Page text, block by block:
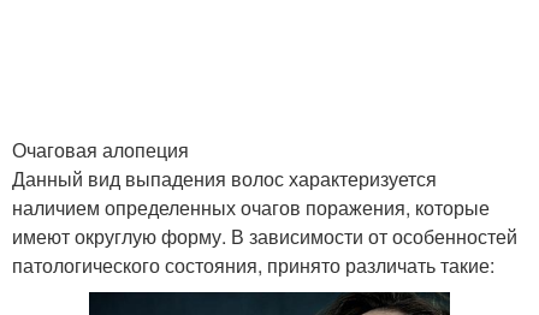
Очаговая алопеция
Данный вид выпадения волос характеризуется
наличием определенных очагов поражения, которые
имеют округлую форму. В зависимости от особенностей
патологического состояния, принято различать такие: